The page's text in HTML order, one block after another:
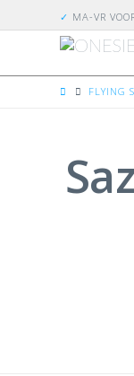
✓ MA-VR
HOMEFLYING